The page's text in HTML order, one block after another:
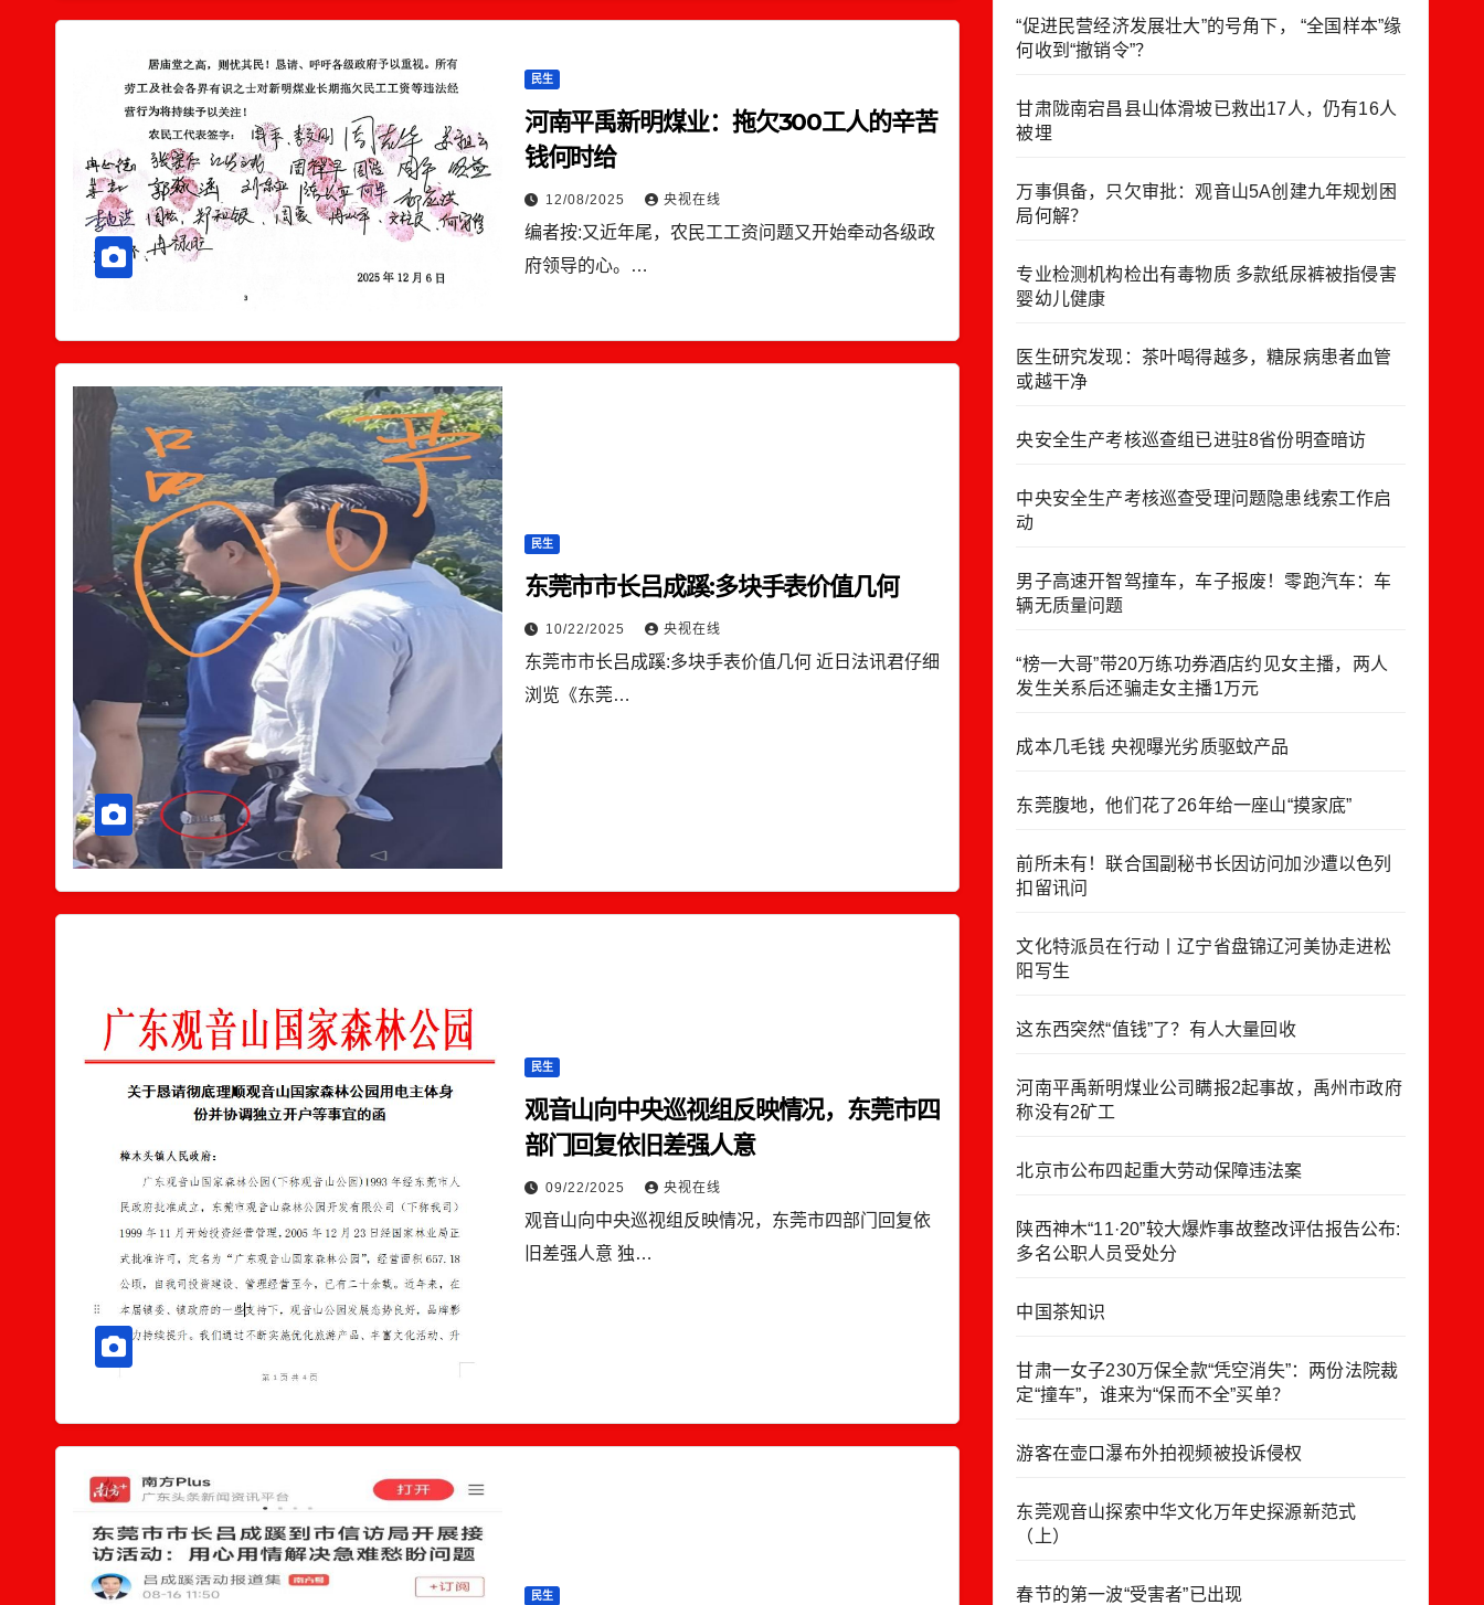
民生
河南平禹新明煤业：拖欠300工人的辛苦
钱何时给
12/08/2025 央视在线
编者按:又近年尾，农民工工资问题又开始牵动各级政
府领导的心。…
民生
东莞市市长吕成蹊:多块手表价值几何
10/22/2025 央视在线
东莞市市长吕成蹊:多块手表价值几何 近日法讯君仔细
浏览《东莞…
民生
观音山向中央巡视组反映情况，东莞市四
部门回复依旧差强人意
09/22/2025 央视在线
观音山向中央巡视组反映情况，东莞市四部门回复依
旧差强人意 独…
民生
“促进民营经济发展壮大”的号角下， “全国样本”缘
何收到“撤销令”？
甘肃陇南宕昌县山体滑坡已救出17人，仍有16人
被埋
万事俱备，只欠审批：观音山5A创建九年规划困
局何解？
专业检测机构检出有毒物质 多款纸尿裤被指侵害
婴幼儿健康
医生研究发现：茶叶喝得越多，糖尿病患者血管
或越干净
央安全生产考核巡查组已进驻8省份明查暗访
中央安全生产考核巡查受理问题隐患线索工作启
动
男子高速开智驾撞车，车子报废！零跑汽车：车
辆无质量问题
“榜一大哥”带20万练功券酒店约见女主播，两人
发生关系后还骗走女主播1万元
成本几毛钱 央视曝光劣质驱蚊产品
东莞腹地，他们花了26年给一座山“摸家底”
前所未有！联合国副秘书长因访问加沙遭以色列
扣留讯问
文化特派员在行动丨辽宁省盘锦辽河美协走进松
阳写生
这东西突然“值钱”了？有人大量回收
河南平禹新明煤业公司瞒报2起事故，禹州市政府
称没有2矿工
北京市公布四起重大劳动保障违法案
陕西神木“11·20”较大爆炸事故整改评估报告公布:
多名公职人员受处分
中国茶知识
甘肃一女子230万保全款“凭空消失”：两份法院裁
定“撞车”，谁来为“保而不全”买单？
游客在壶口瀑布外拍视频被投诉侵权
东莞观音山探索中华文化万年史探源新范式
（上）
春节的第一波“受害者”已出现